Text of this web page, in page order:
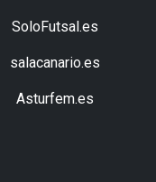
SoloFutsal.es
salacanario.es
Asturfem.es